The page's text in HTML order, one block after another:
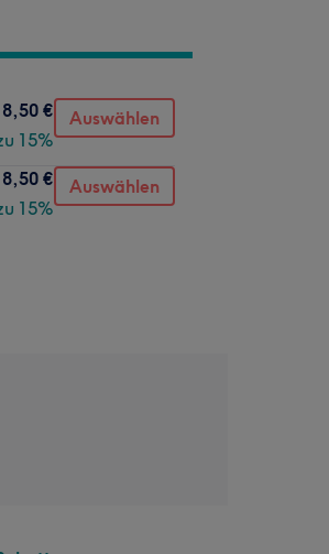
8,50 €
15%
Auswählen
8,50 €
15%
Auswählen